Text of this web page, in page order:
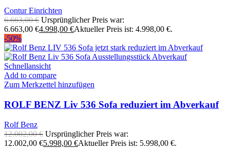
Contur Einrichten
6.663,00€ Ursprünglicher Preis war:
6.663,00 €4.998,00 €Aktueller Preis ist: 4.998,00 €.
-50%
Schnellansicht
Add to compare
Zum Merkzettel hinzufügen
ROLF BENZ Liv 536 Sofa reduziert im Abverkauf
Rolf Benz
12.002,00€ Ursprünglicher Preis war:
12.002,00 €5.998,00 €Aktueller Preis ist: 5.998,00 €.